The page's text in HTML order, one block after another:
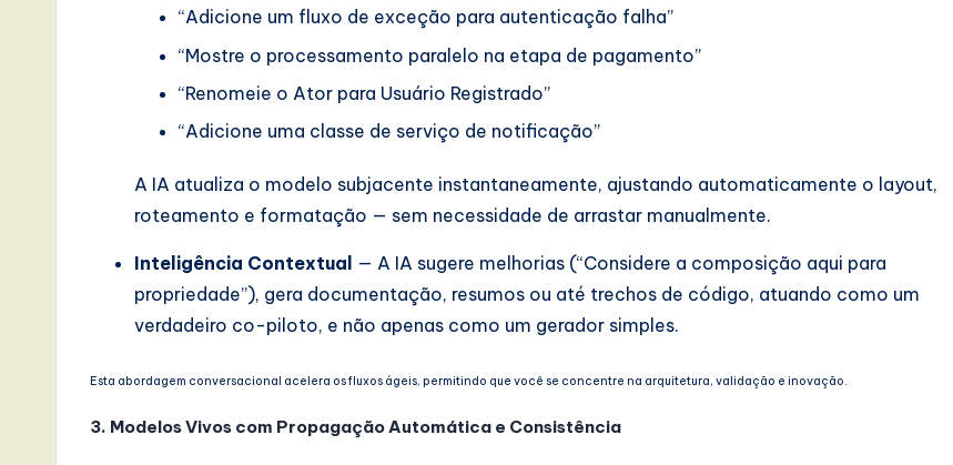
“Adicione um fluxo de exceção para autenticação falha”
“Mostre o processamento paralelo na etapa de pagamento”
“Renomeie o Ator para Usuário Registrado”
“Adicione uma classe de serviço de notificação”
A IA atualiza o modelo subjacente instantaneamente, ajustando automaticamente o layout,
roteamento e formatação — sem necessidade de arrastar manualmente.
Inteligência Contextual — A IA sugere melhorias (“Considere a composição aqui para
propriedade”), gera documentação, resumos ou até trechos de código, atuando como um
verdadeiro co-piloto, e não apenas como um gerador simples.
Esta abordagem conversacional acelera os fluxos ágeis, permitindo que você se concentre na arquitetura, validação e inovação.
3. Modelos Vivos com Propagação Automática e Consistência